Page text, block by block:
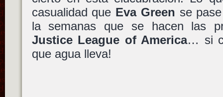
casualidad que Eva Green se
la semanas que se hacen las
Justice League of America… si
que agua lleva!